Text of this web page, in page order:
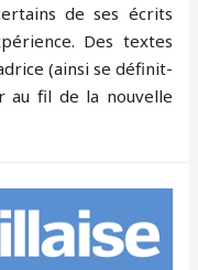
de ses écrits
Des textes
(ainsi se définit-
au fil de la nouvelle